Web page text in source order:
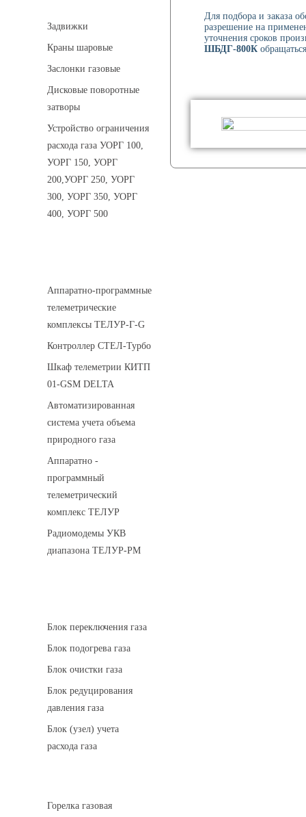
Задвижки
Краны шаровые
Заслонки газовые
Дисковые поворотные
затворы
Устройство ограничения
расхода газа УОРГ 100,
УОРГ 150, УОРГ
200,УОРГ 250, УОРГ
300, УОРГ 350, УОРГ
400, УОРГ 500
Аппаратно-программные
телеметрические
комплексы ТЕЛУР-Г-G
Контроллер СТЕЛ-Турбо
Шкаф телеметрии КИТП
01-GSM DELTA
Автоматизированная
система учета объема
природного газа
Аппаратно -
программный
телеметрический
комплекс ТЕЛУР
Радиомодемы УКВ
диапазона ТЕЛУР-РМ
Блок переключения газа
Блок подогрева газа
Блок очистки газа
Блок редуцирования
давления газа
Блок (узел) учета
расхода газа
Горелка газовая
Для подбора и заказа
разрешение на
уточнения сроков
ШБДГ-800К